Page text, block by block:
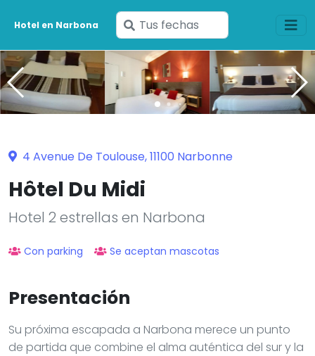
Hotel en Narbona
Ingresa
tus
fechas
4 Avenue De Toulouse, 11100 Narbonne
Hôtel Du Midi
Hotel 2 estrellas en Narbona
Con parking Se aceptan mascotas
Presentación
Su próxima escapada a Narbona merece un punto
de partida que combine el alma auténtica del sur y la